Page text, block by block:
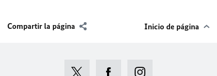
Compartir la página Inicio de página